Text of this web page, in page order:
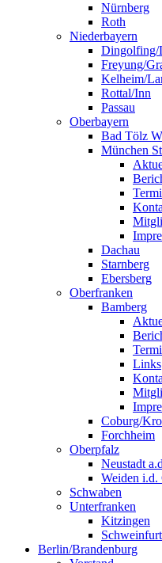
Nürnberg
Roth
Niederbayern
Dingolfing/
Freyung/
Kelheim/
Rottal/Inn
Passau
Oberbayern
Bad Tölz
München
Dachau
Starnberg
Ebersberg
Oberfranken
Bamberg
Links
Coburg/
Forchheim
Oberpfalz
Neustadt
Weiden i.d.
Schwaben
Unterfranken
Kitzingen
Schweinfurt
Berlin/Brandenburg